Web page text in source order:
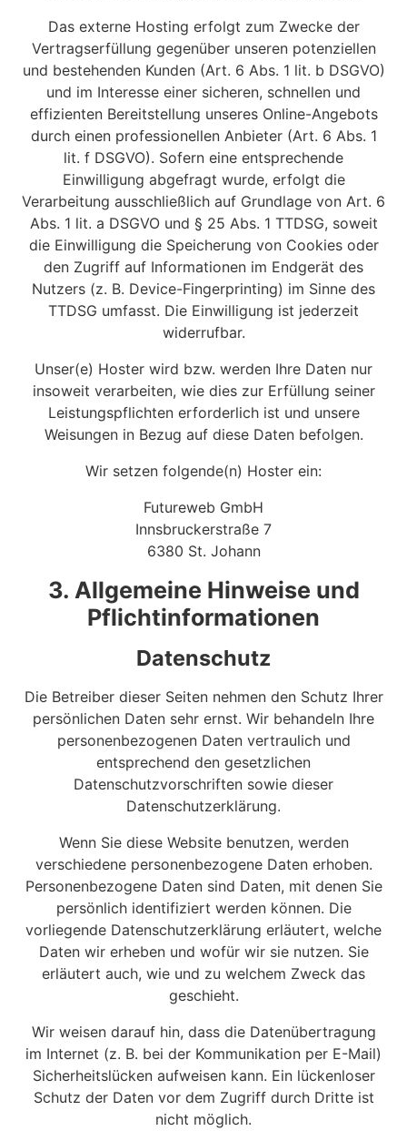
Das externe Hosting erfolgt zum Zwecke der
Vertragserfüllung gegenüber unseren potenziellen
und bestehenden Kunden (Art. 6 Abs. 1 lit. b DSGVO)
und im Interesse einer sicheren, schnellen und
effizienten Bereitstellung unseres Online-Angebots
durch einen professionellen Anbieter (Art. 6 Abs. 1
lit. f DSGVO). Sofern eine entsprechende
Einwilligung abgefragt wurde, erfolgt die
Verarbeitung ausschließlich auf Grundlage von Art. 6
Abs. 1 lit. a DSGVO und § 25 Abs. 1 TTDSG, soweit
die Einwilligung die Speicherung von Cookies oder
den Zugriff auf Informationen im Endgerät des
Nutzers (z. B. Device-Fingerprinting) im Sinne des
TTDSG umfasst. Die Einwilligung ist jederzeit
widerrufbar.
Unser(e) Hoster wird bzw. werden Ihre Daten nur
insoweit verarbeiten, wie dies zur Erfüllung seiner
Leistungspflichten erforderlich ist und unsere
Weisungen in Bezug auf diese Daten befolgen.
Wir setzen folgende(n) Hoster ein:
Futureweb GmbH
Innsbruckerstraße 7
6380 St. Johann
3. Allgemeine Hinweise und
Pflicht­informationen
Datenschutz
Die Betreiber dieser Seiten nehmen den Schutz Ihrer
persönlichen Daten sehr ernst. Wir behandeln Ihre
personenbezogenen Daten vertraulich und
entsprechend den gesetzlichen
Datenschutzvorschriften sowie dieser
Datenschutzerklärung.
Wenn Sie diese Website benutzen, werden
verschiedene personenbezogene Daten erhoben.
Personenbezogene Daten sind Daten, mit denen Sie
persönlich identifiziert werden können. Die
vorliegende Datenschutzerklärung erläutert, welche
Daten wir erheben und wofür wir sie nutzen. Sie
erläutert auch, wie und zu welchem Zweck das
geschieht.
Wir weisen darauf hin, dass die Datenübertragung
im Internet (z. B. bei der Kommunikation per E-Mail)
Sicherheitslücken aufweisen kann. Ein lückenloser
Schutz der Daten vor dem Zugriff durch Dritte ist
nicht möglich.